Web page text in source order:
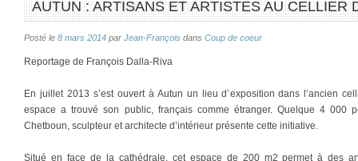
AUTUN : ARTISANS ET ARTISTES AU CELLIER
Posté le 8 mars 2014 par Jean-François dans Coup de coeur
Reportage de François Dalla-Riva
En juillet 2013 s’est ouvert à Autun un lieu d’exposition dans l’ancien
espace a trouvé son public, français comme étranger. Quelque 4 000
Chetboun, sculpteur et architecte d’intérieur présente cette initiative.
Situé en face de la cathédrale, cet espace de 200 m2 permet à des